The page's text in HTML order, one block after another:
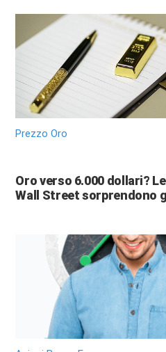
Prezzo Oro
Oro verso 6.000 dollari?
Wall Street sorprendono